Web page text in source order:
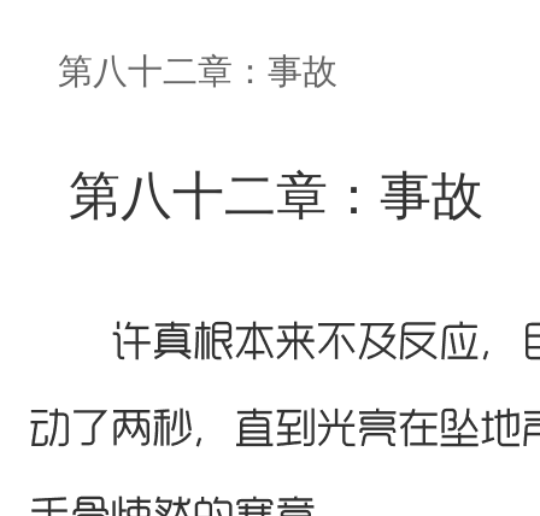
第八十二章：事故
第八十二章：事故